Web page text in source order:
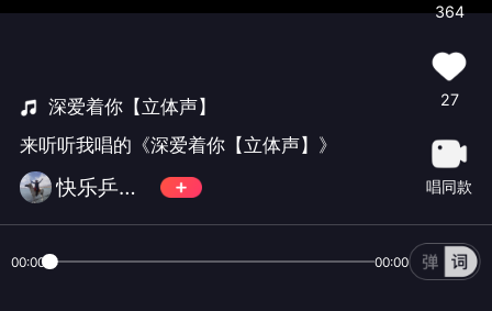
深爱着你【立体声】
来听听我唱的《深爱着你【立体声】》
快乐乒泳【小小滨】无币
364
27
唱同款
00:00 00:00